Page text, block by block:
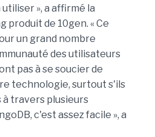
», a affirmé la
de 10gen. « Ce
un grand nombre
des utilisateurs
pas à se soucier de
technologie, surtout s'ils
travers plusieurs
c'est assez facile », a